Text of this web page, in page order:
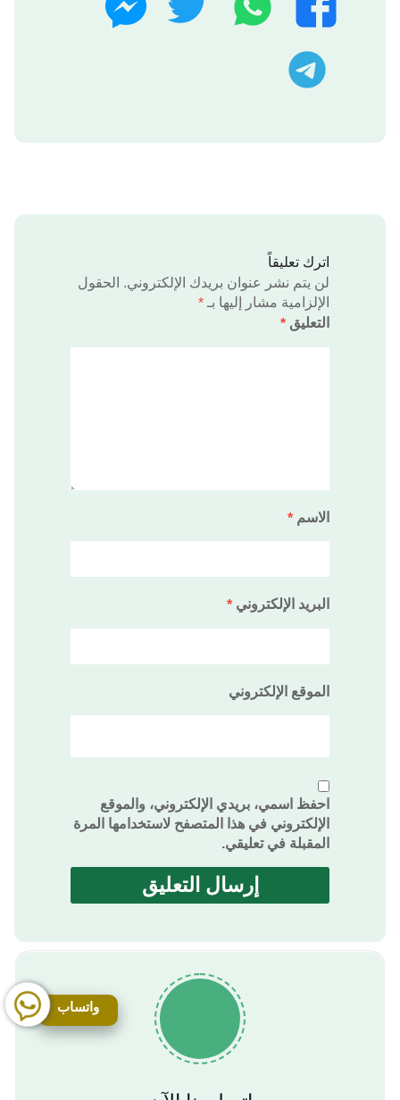
س
ب
ك
ب
ر
ج
اترك تعليقاً
لن يتم نشر عنوان بريدك الإلكتروني. الحقول
الإلزامية مشار إليها بـ *
التعليق *
الاسم *
البريد الإلكتروني *
الموقع الإلكتروني
احفظ اسمي، بريدي الإلكتروني، والموقع
الإلكتروني في هذا المتصفح لاستخدامها المرة
المقبلة في تعليقي.
واتساب